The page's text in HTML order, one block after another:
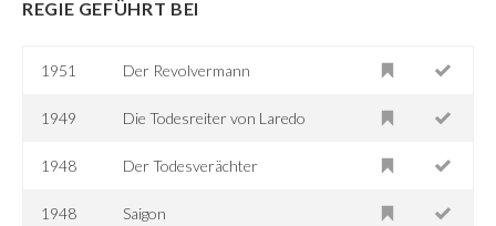
REGIE GEFÜHRT BEI
1951 Der Revolvermann
1949 Die Todesreiter von Laredo
1948 Der Todesverächter
1948 Saigon